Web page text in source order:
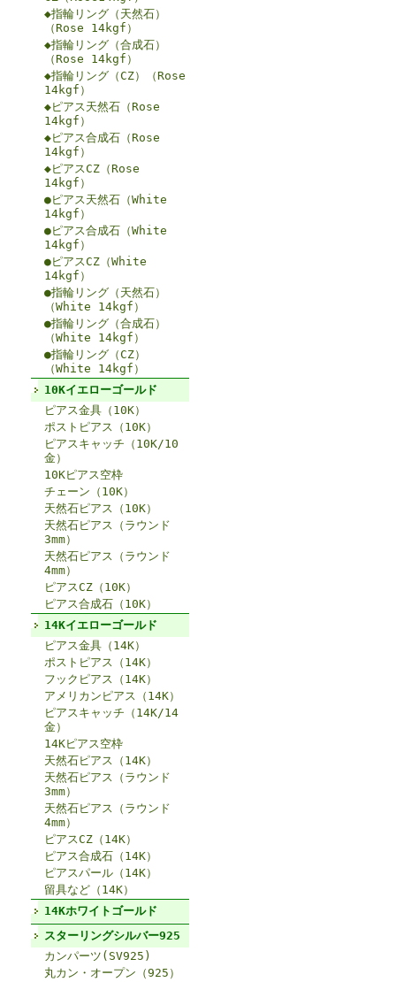
◆指輪リング（天然石）
（Rose 14kgf）
◆指輪リング（合成石）
（Rose 14kgf）
◆指輪リング（CZ）（Rose
14kgf）
◆ピアス天然石（Rose
14kgf）
◆ピアス合成石（Rose
14kgf）
◆ピアスCZ（Rose
14kgf）
●ピアス天然石（White
14kgf）
●ピアス合成石（White
14kgf）
●ピアスCZ（White
14kgf）
●指輪リング（天然石）
（White 14kgf）
●指輪リング（合成石）
（White 14kgf）
●指輪リング（CZ）
（White 14kgf）
10Kイエローゴールド
ピアス金具（10K）
ポストピアス（10K）
ピアスキャッチ（10K/10
金）
10Kピアス空枠
チェーン（10K）
天然石ピアス（10K）
天然石ピアス（ラウンド
3mm）
天然石ピアス（ラウンド
4mm）
ピアスCZ（10K）
ピアス合成石（10K）
14Kイエローゴールド
ピアス金具（14K）
ポストピアス（14K）
フックピアス（14K）
アメリカンピアス（14K）
ピアスキャッチ（14K/14
金）
14Kピアス空枠
天然石ピアス（14K）
天然石ピアス（ラウンド
3mm）
天然石ピアス（ラウンド
4mm）
ピアスCZ（14K）
ピアス合成石（14K）
ピアスパール（14K）
留具など（14K）
14Kホワイトゴールド
スターリングシルバー925
カンパーツ(SV925)
丸カン・オープン（925）